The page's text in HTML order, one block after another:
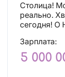
Столица!
реально.
Зарплата:
5 000